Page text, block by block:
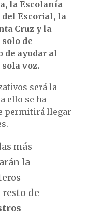
la Escolanía
del Escorial, la
Cruz y la
de
de ayudar al
voz.
será la
ello se ha
permitirá llegar
más
la
de